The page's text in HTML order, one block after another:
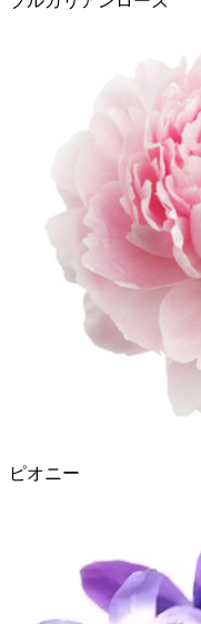
ピオニー